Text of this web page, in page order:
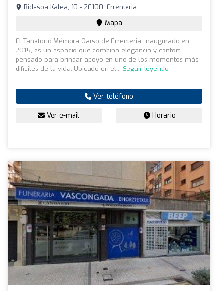
Bidasoa Kalea, 10 - 20100, Errenteria
Mapa
El Tanatorio Mémora Oarso de Errenteria, inaugurado en
2015, es un espacio que combina elegancia y confort,
pensado para brindar apoyo en uno de los momentos más
difíciles de la vida. Ubicado en el... Seguir leyendo
Ver teléfono
Ver e-mail Horario